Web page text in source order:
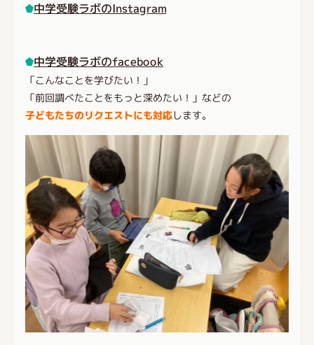
中学受験ラボのInstagram
中学受験ラボのfacebook
「こんなことを学びたい！」
「前回調べたことをもっと深めたい！」などの
子どもたちのリクエストにも対応します。